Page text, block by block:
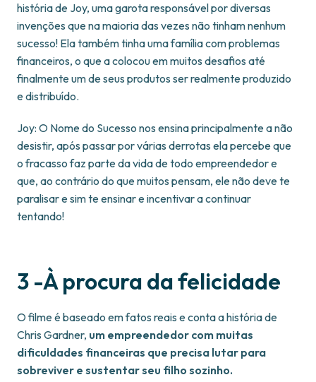
história de Joy, uma garota responsável por diversas
invenções que na maioria das vezes não tinham nenhum
sucesso! Ela também tinha uma família com problemas
financeiros, o que a colocou em muitos desafios até
finalmente um de seus produtos ser realmente produzido
e distribuído.
Joy: O Nome do Sucesso nos ensina principalmente a não
desistir, após passar por várias derrotas ela percebe que
o fracasso faz parte da vida de todo empreendedor e
que, ao contrário do que muitos pensam, ele não deve te
paralisar e sim te ensinar e incentivar a continuar
tentando!
3 -À procura da felicidade
O filme é baseado em fatos reais e conta a história de
Chris Gardner, um empreendedor com muitas
dificuldades financeiras que precisa lutar para
sobreviver e sustentar seu filho sozinho.